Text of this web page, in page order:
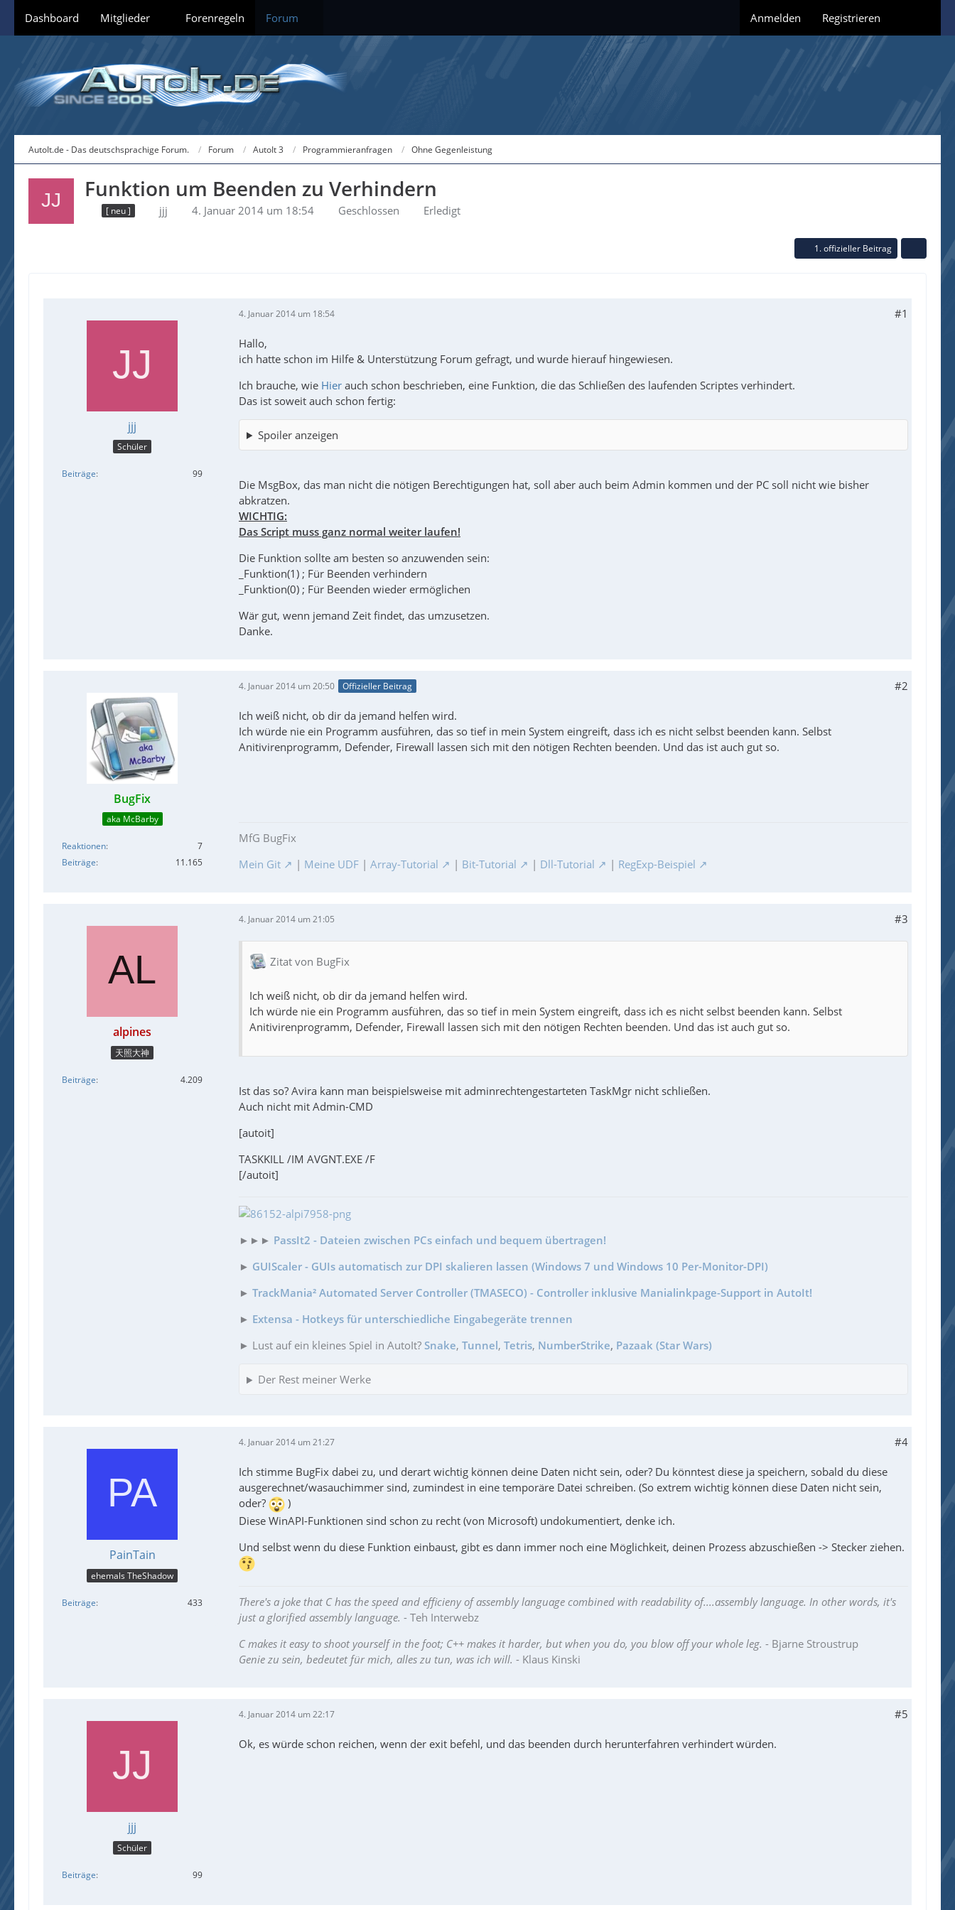
Dashboard Mitglieder Forenregeln Forum Anmelden Registrieren
AutoIt.de - Das deutschsprachige Forum. Forum AutoIt 3 Programmieranfragen Ohne Gegenleistung
Funktion um Beenden zu Verhindern
[ neu ] jjj 4. Januar 2014 um 18:54 Geschlossen Erledigt
1. offizieller Beitrag
jjj
Schüler
Beiträge 99
4. Januar 2014 um 18:54 #1
Hallo,
ich hatte schon im Hilfe & Unterstützung Forum gefragt, und wurde hierauf hingewiesen.
Ich brauche, wie Hier auch schon beschrieben, eine Funktion, die das Schließen des laufenden Scriptes verhindert.
Das ist soweit auch schon fertig:
Spoiler anzeigen
Die MsgBox, das man nicht die nötigen Berechtigungen hat, soll aber auch beim Admin kommen und der PC soll nicht wie bisher
abkratzen.
WICHTIG:
Das Script muss ganz normal weiter laufen!
Die Funktion sollte am besten so anzuwenden sein:
_Funktion(1) ; Für Beenden verhindern
_Funktion(0) ; Für Beenden wieder ermöglichen
Wär gut, wenn jemand Zeit findet, das umzusetzen.
Danke.
BugFix
aka McBarby
Reaktionen
7
Beiträge
11.165
4. Januar 2014 um 20:50 Offizieller Beitrag #2
Ich weiß nicht, ob dir da jemand helfen wird.
Ich würde nie ein Programm ausführen, das so tief in mein System eingreift, dass ich es nicht selbst beenden kann. Selbst
Anitivirenprogramm, Defender, Firewall lassen sich mit den nötigen Rechten beenden. Und das ist auch gut so.
MfG BugFix
Mein Git
| Meine UDF | Array-Tutorial | Bit-Tutorial | Dll-Tutorial | RegExp-Beispiel
alpines
天照大神
Beiträge 4.209
4. Januar 2014 um 21:05 #3
Zitat von BugFix
Ich weiß nicht, ob dir da jemand helfen wird.
Ich würde nie ein Programm ausführen, das so tief in mein System eingreift, dass ich es nicht selbst beenden kann. Selbst
Anitivirenprogramm, Defender, Firewall lassen sich mit den nötigen Rechten beenden. Und das ist auch gut so.
Ist das so? Avira kann man beispielsweise mit adminrechtengestarteten TaskMgr nicht schließen.
Auch nicht mit Admin-CMD
[autoit]
TASKKILL /IM AVGNT.EXE /F
[/autoit]
►►► PassIt2 - Dateien zwischen PCs einfach und bequem übertragen!
► GUIScaler - GUIs automatisch zur DPI skalieren lassen (Windows 7 und Windows 10 Per-Monitor-DPI)
► TrackMania² Automated Server Controller (TMASECO) - Controller inklusive Manialinkpage-Support in AutoIt!
► Extensa - Hotkeys für unterschiedliche Eingabegeräte trennen
► Lust auf ein kleines Spiel in AutoIt? Snake, Tunnel, Tetris, NumberStrike, Pazaak (Star Wars)
Der Rest meiner Werke
PainTain
ehemals TheShadow
Beiträge 433
4. Januar 2014 um 21:27 #4
Ich stimme BugFix dabei zu, und derart wichtig können deine Daten nicht sein, oder? Du könntest diese ja speichern, sobald du diese
ausgerechnet/wasauchimmer sind, zumindest in eine temporäre Datei schreiben. (So extrem wichtig können diese Daten nicht sein,
oder?
)
Diese WinAPI-Funktionen sind schon zu recht (von Microsoft) undokumentiert, denke ich.
Und selbst wenn du diese Funktion einbaust, gibt es dann immer noch eine Möglichkeit, deinen Prozess abzuschießen -> Stecker ziehen.
There's a joke that C has the speed and efficieny of assembly language combined with readability of....assembly language. In other words, it's
just a glorified assembly language. - Teh Interwebz
C makes it easy to shoot yourself in the foot; C++ makes it harder, but when you do, you blow off your whole leg. - Bjarne Stroustrup
Genie zu sein, bedeutet für mich, alles zu tun, was ich will. - Klaus Kinski
jjj
Schüler
Beiträge 99
4. Januar 2014 um 22:17 #5
Ok, es würde schon reichen, wenn der exit befehl, und das beenden durch herunterfahren verhindert würden.